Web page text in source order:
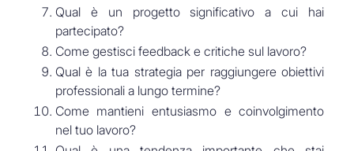
Qual è un progetto significativo a cui hai
partecipato?
Come gestisci feedback e critiche sul lavoro?
Qual è la tua strategia per raggiungere obiettivi
professionali a lungo termine?
Come mantieni entusiasmo e coinvolgimento
nel tuo lavoro?